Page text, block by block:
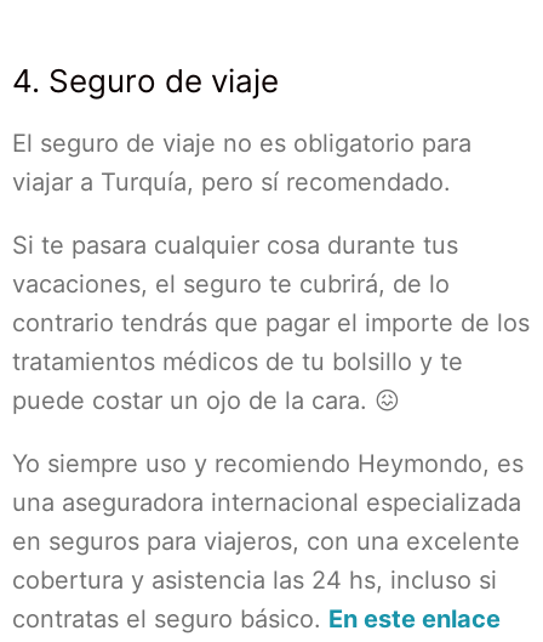
4. Seguro de viaje
El seguro de viaje no es obligatorio para
viajar a Turquía, pero sí recomendado.
Si te pasara cualquier cosa durante tus
vacaciones, el seguro te cubrirá, de lo
contrario tendrás que pagar el importe de los
tratamientos médicos de tu bolsillo y te
puede costar un ojo de la cara. 😖
Yo siempre uso y recomiendo Heymondo, es
una aseguradora internacional especializada
en seguros para viajeros, con una excelente
cobertura y asistencia las 24 hs, incluso si
contratas el seguro básico. En este enlace